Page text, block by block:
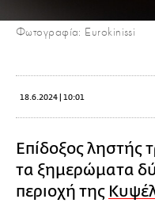
Φωτογραφία: Eurokinissi
18.6.2024 | 10:01
Επίδοξος ληστής
τα ξημερώματα
περιοχή της